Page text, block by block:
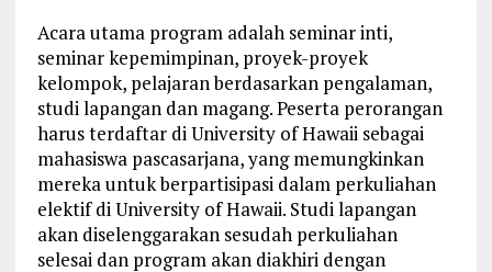
Acara utama program adalah seminar inti,
seminar kepemimpinan, proyek-proyek
kelompok, pelajaran berdasarkan pengalaman,
studi lapangan dan magang. Peserta perorangan
harus terdaftar di University of Hawaii sebagai
mahasiswa pascasarjana, yang memungkinkan
mereka untuk berpartisipasi dalam perkuliahan
elektif di University of Hawaii. Studi lapangan
akan diselenggarakan sesudah perkuliahan
selesai dan program akan diakhiri dengan